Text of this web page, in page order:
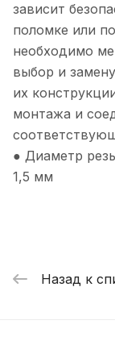
зависит
поломке или
необходимо
выбор и
их
монтажа и
● Диаметр
1,5 мм
Назад к